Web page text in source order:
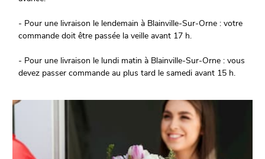
- Pour une livraison le lendemain à Blainville-Sur-Orne : votre
commande doit être passée la veille avant 17 h.
- Pour une livraison le lundi matin à Blainville-Sur-Orne : vous
devez passer commande au plus tard le samedi avant 15 h.